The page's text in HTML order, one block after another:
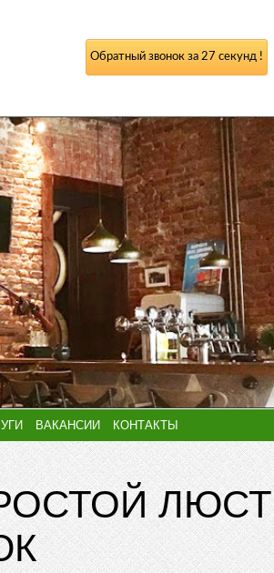
Обратный звонок за 27 секунд !
ВАКАНСИИ КОНТАКТЫ